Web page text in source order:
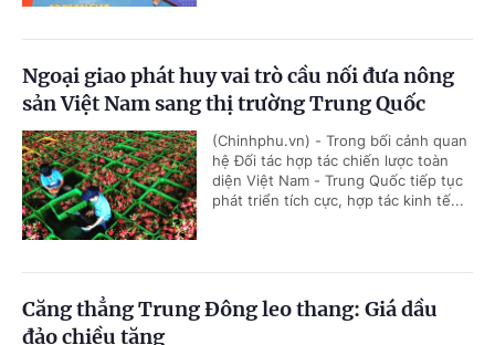
Ngoại giao phát huy vai trò cầu nối đưa nông
sản Việt Nam sang thị trường Trung Quốc
(Chinhphu.vn) - Trong bối cảnh quan
hệ Đối tác hợp tác chiến lược toàn
diện Việt Nam - Trung Quốc tiếp tục
phát triển tích cực, hợp tác kinh tế...
Căng thẳng Trung Đông leo thang: Giá dầu
đảo chiều tăng